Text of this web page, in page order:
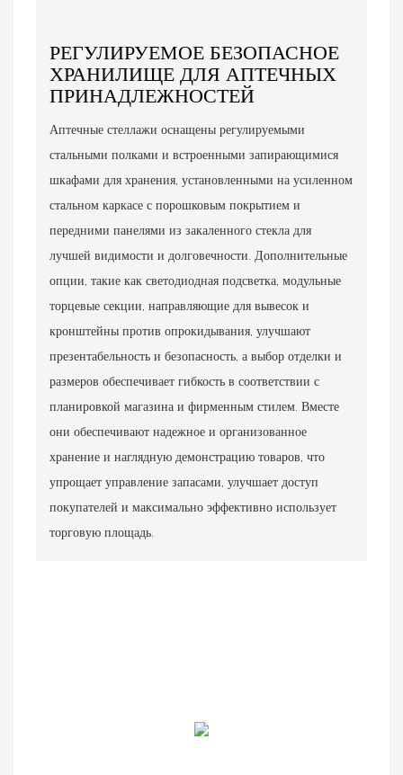
РЕГУЛИРУЕМОЕ БЕЗОПАСНОЕ
ХРАНИЛИЩЕ ДЛЯ АПТЕЧНЫХ
ПРИНАДЛЕЖНОСТЕЙ
Аптечные стеллажи оснащены регулируемыми
стальными полками и встроенными запирающимися
шкафами для хранения, установленными на усиленном
стальном каркасе с порошковым покрытием и
передними панелями из закаленного стекла для
лучшей видимости и долговечности. Дополнительные
опции, такие как светодиодная подсветка, модульные
торцевые секции, направляющие для вывесок и
кронштейны против опрокидывания, улучшают
презентабельность и безопасность, а выбор отделки и
размеров обеспечивает гибкость в соответствии с
планировкой магазина и фирменным стилем. Вместе
они обеспечивают надежное и организованное
хранение и наглядную демонстрацию товаров, что
упрощает управление запасами, улучшает доступ
покупателей и максимально эффективно использует
торговую площадь.